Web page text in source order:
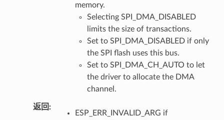
memory.
Selecting SPI_DMA_DISABLED
limits the size of transactions.
Set to SPI_DMA_DISABLED if only
the SPI flash uses this bus.
Set to SPI_DMA_CH_AUTO to let
the driver to allocate the DMA
channel.
返回
ESP_ERR_INVALID_ARG if